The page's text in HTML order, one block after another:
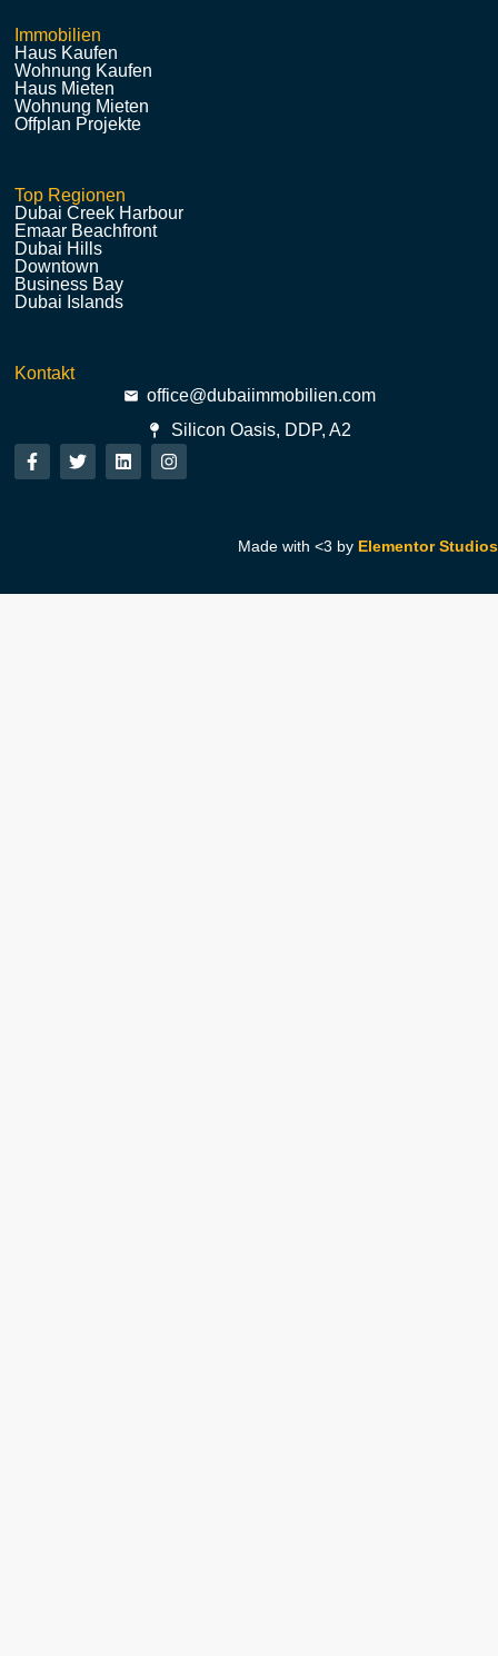
Immobilien
Haus Kaufen
Wohnung Kaufen
Haus Mieten
Wohnung Mieten
Offplan Projekte
Top Regionen
Dubai Creek Harbour
Emaar Beachfront
Dubai Hills
Downtown
Business Bay
Dubai Islands
Kontakt
office@dubaiimmobilien.com
Silicon Oasis, DDP, A2
Made with <3 by Elementor Studios